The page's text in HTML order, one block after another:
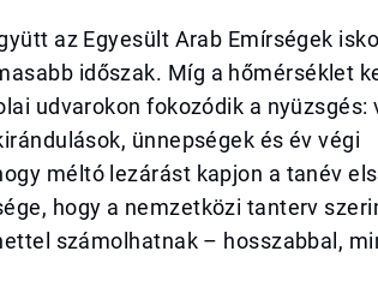
az Egyesült Arab Emírségek
időszak. Míg a hőmérséklet
udvarokon fokozódik a nyüzsgés:
ünnepségek és év végi
méltó lezárást kapjon a tanév
hogy a nemzetközi tanterv
számolhatnak – hosszabbal,